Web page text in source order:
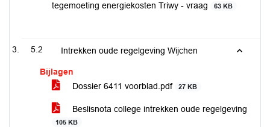
tegemoeting energiekosten Triwy - vraag
63 KB
5.2 Intrekken oude regelgeving Wijchen
Bijlagen
Dossier 6411 voorblad.pdf
27 KB
Beslisnota college intrekken oude regelgeving
105 KB